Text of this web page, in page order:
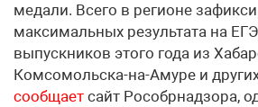
медали. Всего в регионе
максимальных результата на
выпускников этого года из
Комсомольска-на-Амуре и
сообщает сайт Рособрнадзора,